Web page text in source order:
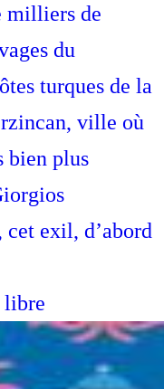
milliers de
du
turques de la
ville où
bien plus
exil, d’abord
libre